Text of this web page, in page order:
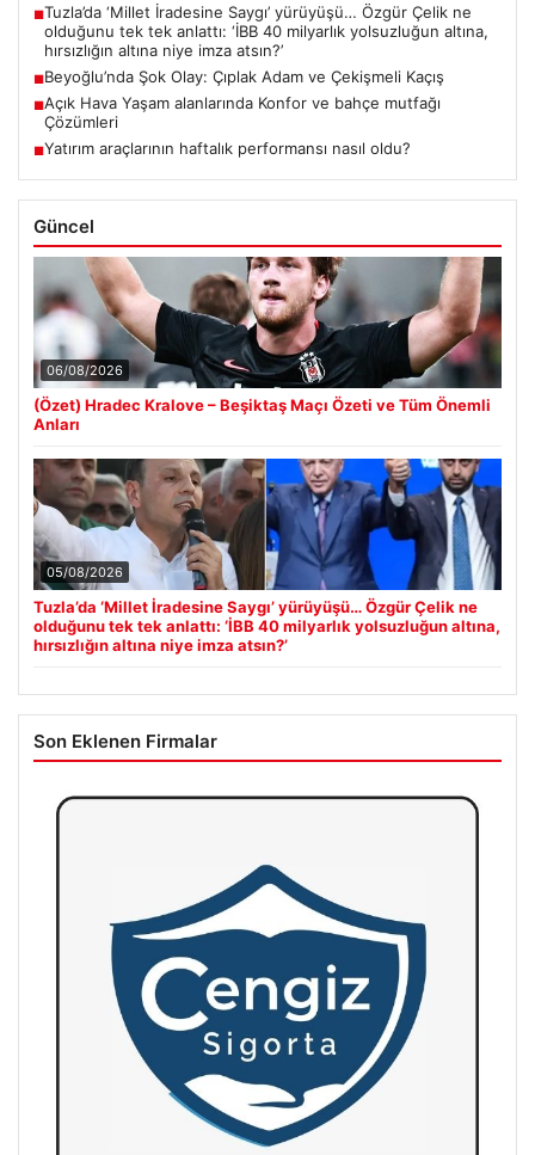
■Tuzla’da ‘Millet İradesine Saygı’ yürüyüşü… Özgür Çelik ne
olduğunu tek tek anlattı: ‘İBB 40 milyarlık yolsuzluğun altına,
hırsızlığın altına niye imza atsın?’
■Beyoğlu’nda Şok Olay: Çıplak Adam ve Çekişmeli Kaçış
■Açık Hava Yaşam alanlarında Konfor ve bahçe mutfağı
Çözümleri
■Yatırım araçlarının haftalık performansı nasıl oldu?
Güncel
06/08/2026
(Özet) Hradec Kralove – Beşiktaş Maçı Özeti ve Tüm Önemli
Anları
05/08/2026
Tuzla’da ‘Millet İradesine Saygı’ yürüyüşü… Özgür Çelik ne
olduğunu tek tek anlattı: ‘İBB 40 milyarlık yolsuzluğun altına,
hırsızlığın altına niye imza atsın?’
Son Eklenen Firmalar